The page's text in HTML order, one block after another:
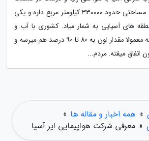
جنوب دریای چین که مساحتی حدود 330000 کیلومتر مربع داره و یکی
های آسیایی به شمار میاد. کشوری با آب و
هوای گرم و مرطوب که معمولا مقدار اون به 80 تا 90 درصد هم میرسه و
اتفاق میفته. مردم...
» همه اخبار و مقاله ها »
» معرفی شرکت هواپیمایی ایر آسیا